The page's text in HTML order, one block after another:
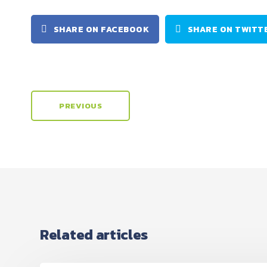
SHARE ON FACEBOOK SHARE ON
PREVIOUS
Related articles